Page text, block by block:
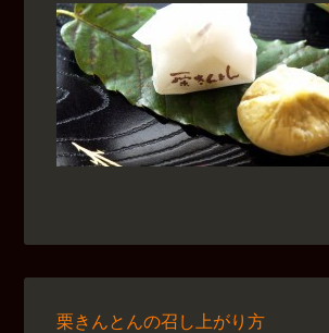
栗きんとんの召し上がり方